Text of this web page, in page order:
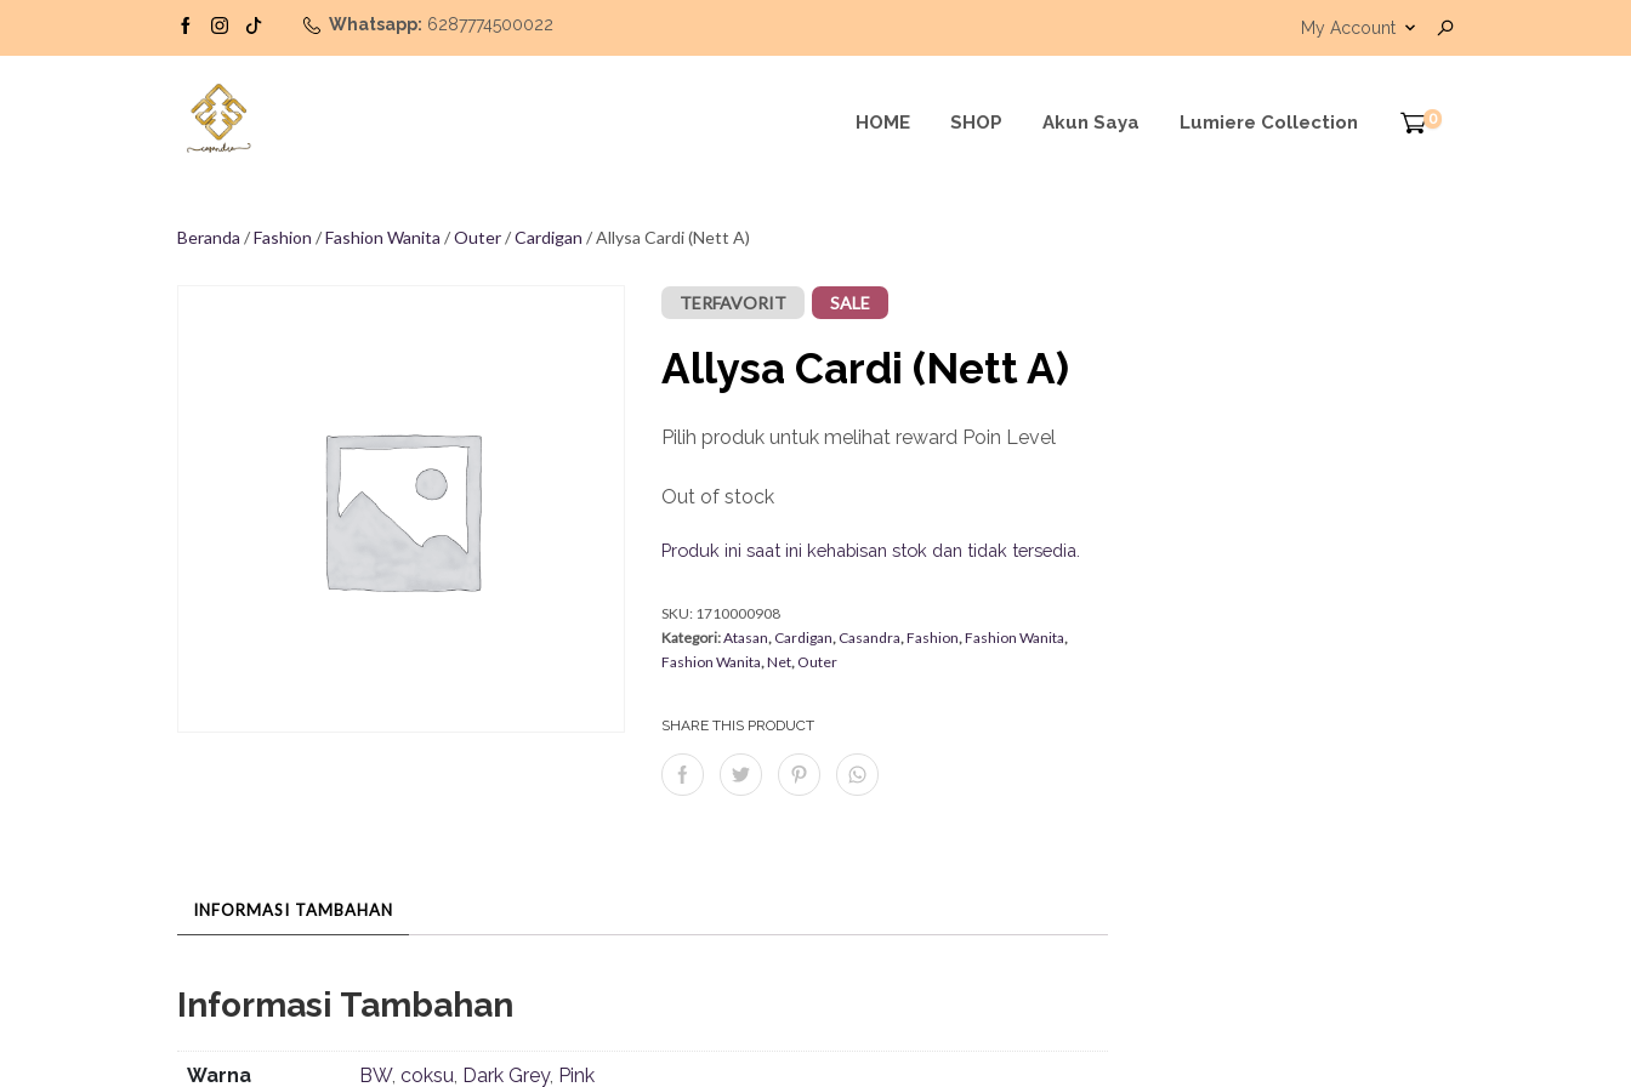
Whatsapp: 6287774500022 My Account
HOME SHOP Akun Saya Lumiere Collection 0
Beranda /Fashion /Fashion Wanita /Outer/Cardigan / Allysa Cardi (Nett A)
TERFAVORIT SALE
Allysa Cardi (Nett A)
Pilih produk untuk melihat reward Poin Level
Out of stock
Produk ini saat ini kehabisan stok dan tidak tersedia.
SKU: 1710000908
Kategori:Atasan, Cardigan, Casandra,Fashion,Fashion Wanita,
Fashion Wanita,Net, Outer
SHARE THIS PRODUCT
INFORMASI TAMBAHAN
Informasi Tambahan
Warna BW,coksu, Dark Grey, Pink